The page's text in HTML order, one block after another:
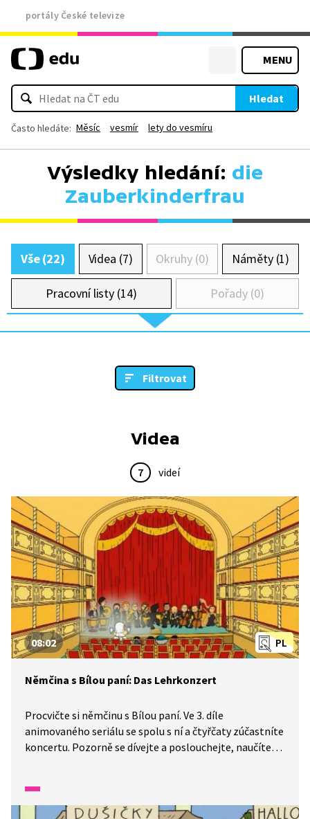
portály České televize
MENU
Hledat
Často hledáte: Měsíc vesmír lety do vesmíru
Výsledky hledání: die
Zauberkinderfrau
Vše (22) Videa (7) Okruhy (0) Náměty (1)
Pracovní listy (14) Pořady (0)
Filtrovat
Videa
7 videí
PL
08:02
Němčina s Bílou paní: Das Lehrkonzert
Procvičte si němčinu s Bílou paní. Ve 3. díle
animovaného seriálu se spolu s ní a čtyřčaty zúčastníte
koncertu. Pozorně se dívejte a poslouchejte, naučíte